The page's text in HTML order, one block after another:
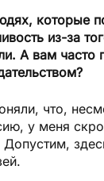
которые
из-за
А вам часто
что,
у меня